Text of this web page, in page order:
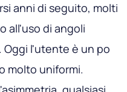
anni di seguito, molti
all'uso di angoli
l'utente è un po
molto uniformi.